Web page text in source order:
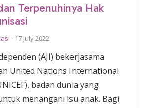
Terpenuhinya Hak
- 17 July 2022
(AJI) bekerjasama
United Nations International
badan dunia yang
menangani isu anak. Bagi